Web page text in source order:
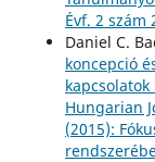
Évf. 2 szám
Daniel C.
koncepció
Hungarian
(2015):